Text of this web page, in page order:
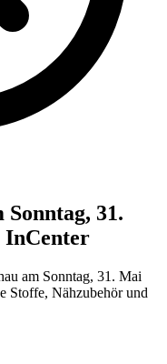
31.
InCenter
am Sonntag, 31. Mai
Stoffe, Nähzubehör und